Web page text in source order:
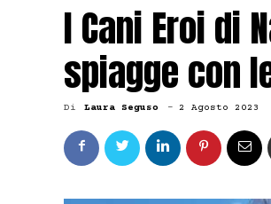
I Cani Eroi di
spiagge con
Di Laura Seguso - 2 Agosto 2023